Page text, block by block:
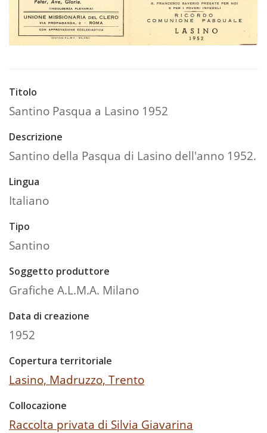
Titolo
Santino Pasqua a Lasino 1952
Descrizione
Santino della Pasqua di Lasino dell'anno 1952.
Lingua
Italiano
Tipo
Santino
Soggetto produttore
Grafiche A.L.M.A. Milano
Data di creazione
1952
Copertura territoriale
Lasino, Madruzzo, Trento
Collocazione
Raccolta privata di Silvia Giavarina